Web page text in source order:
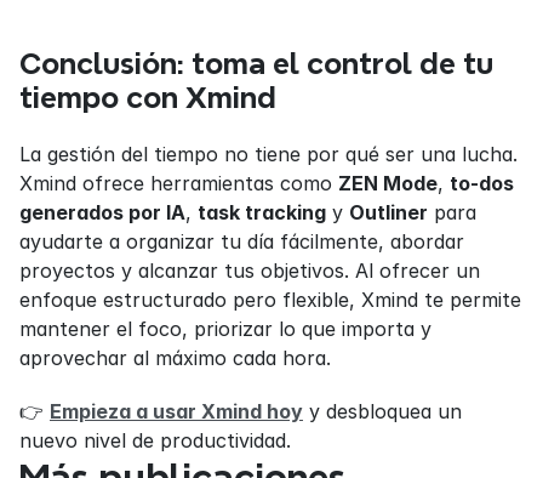
Conclusión: toma el control de tu
tiempo con Xmind
La gestión del tiempo no tiene por qué ser una lucha.
Xmind ofrece herramientas como ZEN Mode, to-dos
generados por IA, task tracking y Outliner para
ayudarte a organizar tu día fácilmente, abordar
proyectos y alcanzar tus objetivos. Al ofrecer un
enfoque estructurado pero flexible, Xmind te permite
mantener el foco, priorizar lo que importa y
aprovechar al máximo cada hora.
👉 Empieza a usar Xmind hoy y desbloquea un
nuevo nivel de productividad.